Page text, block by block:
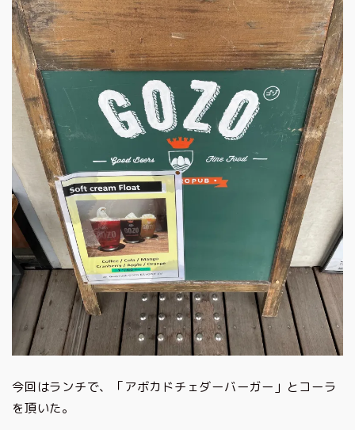
今回はランチで、「アボカドチェダーバーガー」とコーラ
を頂いた。